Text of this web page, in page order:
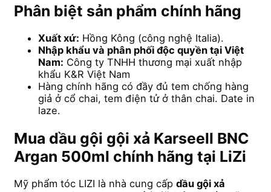
Phân biệt sản phẩm chính hãng
Xuất xứ: Hồng Kông (công nghệ Italia).
Nhập khẩu và phân phối độc quyền tại Việt
Nam: Công ty TNHH thương mại xuất nhập
khẩu K&R Việt Nam
Hàng chính hãng có đầy đủ tem chống hàng
giả ở cổ chai, tem điện tử ở thân chai. Date in
laze.
Mua dầu gội gội xả Karseell BNC
Argan 500ml chính hãng tại LiZi
Mỹ phẩm tóc LIZI là nhà cung cấp dầu gội xả